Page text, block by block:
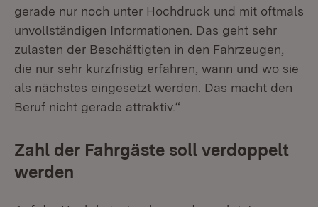
gerade nur noch unter Hochdruck und mit oftmals
unvollständigen Informationen. Das geht sehr
zulasten der Beschäftigten in den Fahrzeugen,
die nur sehr kurzfristig erfahren, wann und wo sie
als nächstes eingesetzt werden. Das macht den
Beruf nicht gerade attraktiv.“
Zahl der Fahrgäste soll verdoppelt
werden